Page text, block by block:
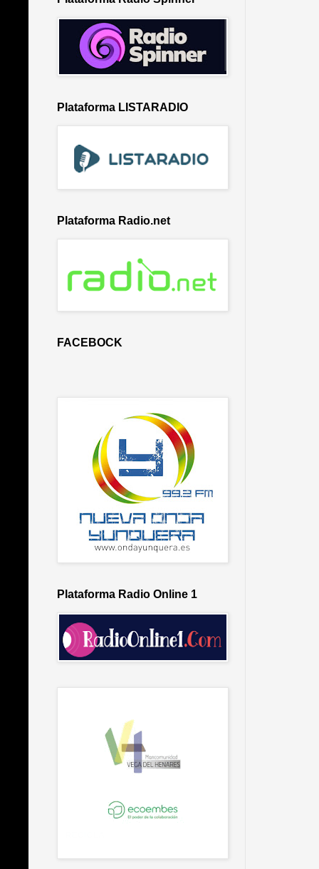
Plataforma LISTARADIO
Plataforma Radio.net
FACEBOCK
Plataforma Radio Online 1